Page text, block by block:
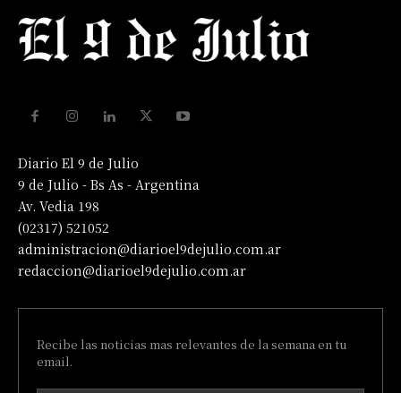
Diario El 9 de Julio
9 de Julio - Bs As - Argentina
Av. Vedia 198
(02317) 521052
administracion@diarioel9dejulio.com.ar
redaccion@diarioel9dejulio.com.ar
Recibe las noticias mas relevantes de la semana en tu
email.